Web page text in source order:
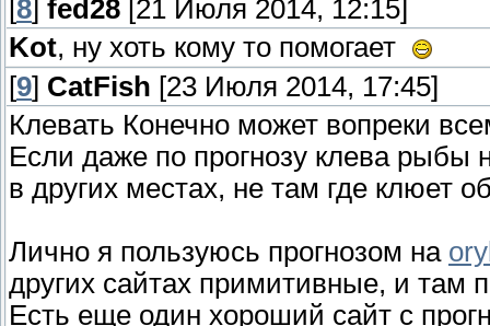
[8] fed28 [21 Июля 2014, 12:15]
Kot, ну хоть кому то помогает
[9] CatFish [23 Июля 2014, 17:45]
Клевать Конечно может вопреки
Если даже по прогнозу клева рыбы
в других местах, не там где клюет
Лично я пользуюсь прогнозом на
других сайтах примитивные, и там
Есть еще один хороший сайт с